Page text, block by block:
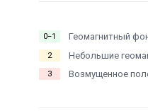
0−1 Геомагнитный
2 Небольшие
3 Возмущенное